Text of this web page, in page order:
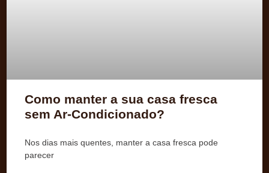
Como manter a sua casa fresca
sem Ar-Condicionado?
Nos dias mais quentes, manter a casa fresca pode
parecer